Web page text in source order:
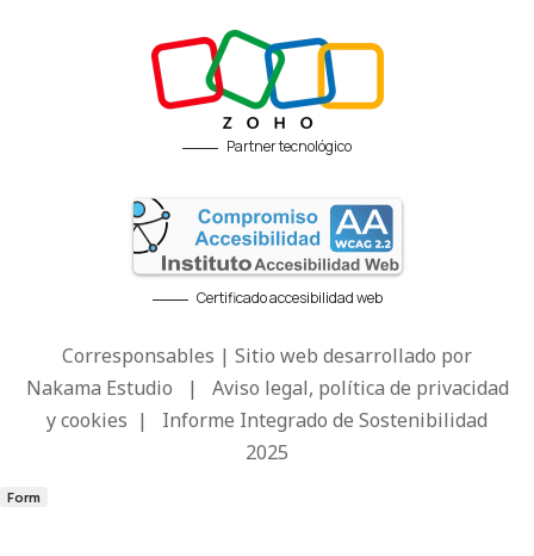
Partner tecnológico
Certificado accesibilidad web
Corresponsables | Sitio web desarrollado por
Nakama Estudio | Aviso legal, política de privacidad
y cookies | Informe Integrado de Sostenibilidad
2025
Form